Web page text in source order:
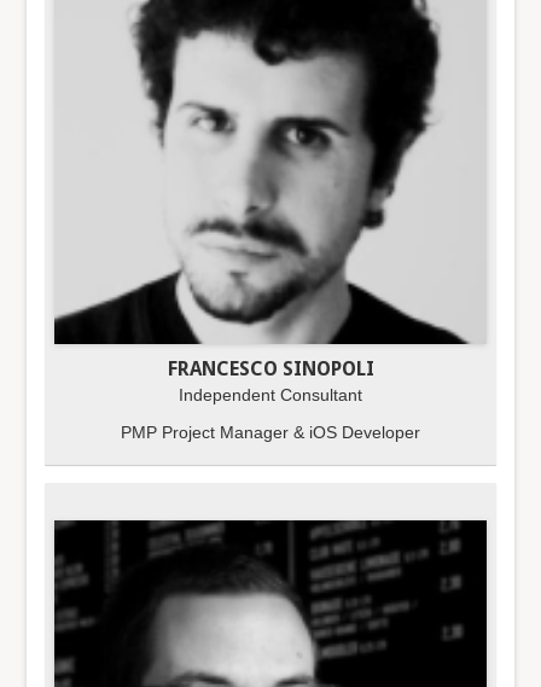
FRANCESCO SINOPOLI
Independent Consultant
PMP Project Manager & iOS Developer